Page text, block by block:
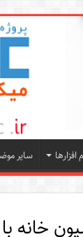
افزارها سایر
خانه